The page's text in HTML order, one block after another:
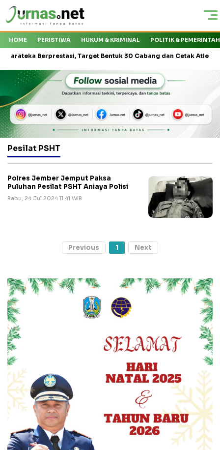
HOME PERISTIWA HUKUM & KRIMINAL POLITIK &
Berprestasi, Target Bentuk 30 Cabang dan Cetak Atlet Nasional
Pesilat PSHT
Polres Jember Jemput Paksa
Puluhan Pesilat PSHT Aniaya Polisi
Rabu, 24 Jul 2024 11:41 WIB
Previous 1 Next